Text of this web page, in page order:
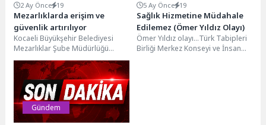
2 Ay Önce 19
Mezarlıklarda erişim ve
güvenlik artırılıyor
Kocaeli Büyükşehir Belediyesi
Mezarlıklar Şube Müdürlüğü
ekipleri, vatandaşların mezarlık
alanlarına daha rahat
ulaşabilmesi amacıyla ihtiyaç...
5 Ay Önce 19
Sağlık Hizmetine Müdahale
Edilemez (Ömer Yıldız Olayı)
Ömer Yıldız olayı…Türk Tabipleri
Birliği Merkez Konseyi ve İnsan
Gündem